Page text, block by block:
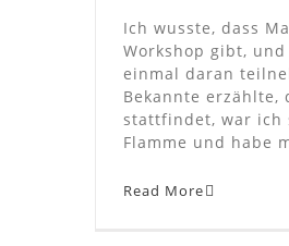
Ich wusste, dass
Workshop gibt,
einmal daran
Bekannte erzählte,
stattfindet, war ich
Flamme und habe
Read More